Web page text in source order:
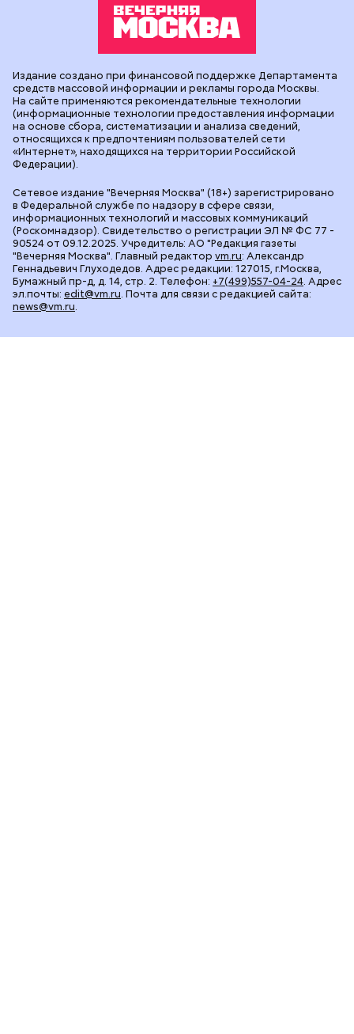
Сетевое издание "Вечерняя Москва" (18+) зарегистрировано
в Федеральной службе по надзору в сфере связи,
информационных технологий и массовых коммуникаций
(Роскомнадзор). Свидетельство о регистрации ЭЛ № ФС 77 -
90524 от 09.12.2025. Учредитель: АО "Редакция газеты
"Вечерняя Москва". Главный редактор vm.ru: Александр
Геннадьевич Глуходедов. Адрес редакции: 127015, г.Москва,
Бумажный пр-д, д. 14, стр. 2. Телефон: +7(499)557-04-24. Адрес
эл.почты: edit@vm.ru. Почта для связи с редакцией сайта:
news@vm.ru.
Издание создано при финансовой поддержке Департамента
средств массовой информации и рекламы города Москвы.
На сайте применяются рекомендательные технологии
(информационные технологии предоставления информации
на основе сбора, систематизации и анализа сведений,
относящихся к предпочтениям пользователей сети
«Интернет», находящихся на территории Российской
Федерации).